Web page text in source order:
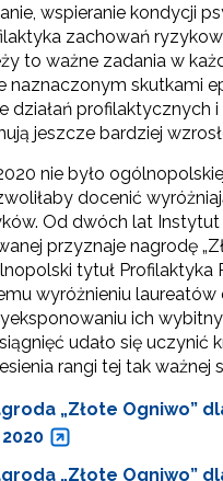
wspieranie kondycji
zachowań
to ważne zadania w
naznaczonym skutkami
działań profilaktycznych
jeszcze bardziej
nie było
docenić
Od dwóch lat Instytut
przyznaje nagrodę
tytuł Profilaktyka
wyróżnieniu
ich
udało się uczynić
rangi tej tak ważnej
„Złote Ogniwo”
„Złote Ogniwo”